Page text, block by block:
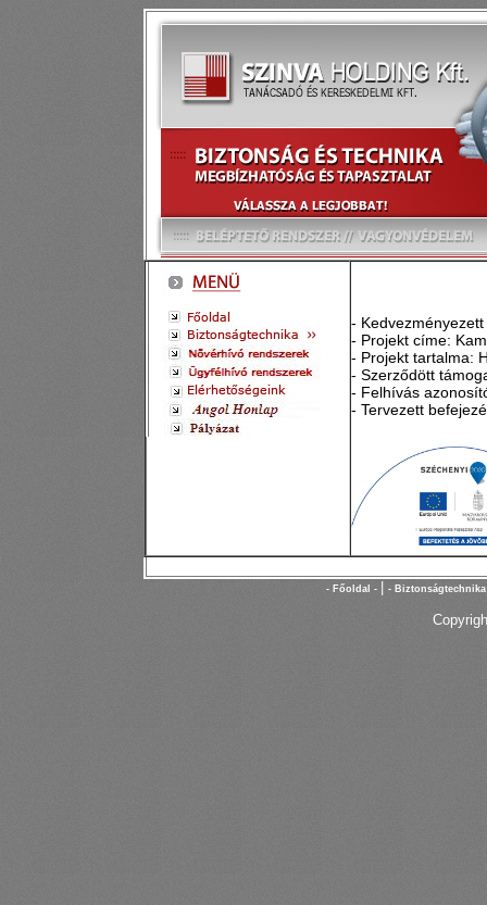
-
- Projekt címe:
- Projekt tartalma:
- Szerződött
- Felhívás
- Tervezett
- Főoldal - -